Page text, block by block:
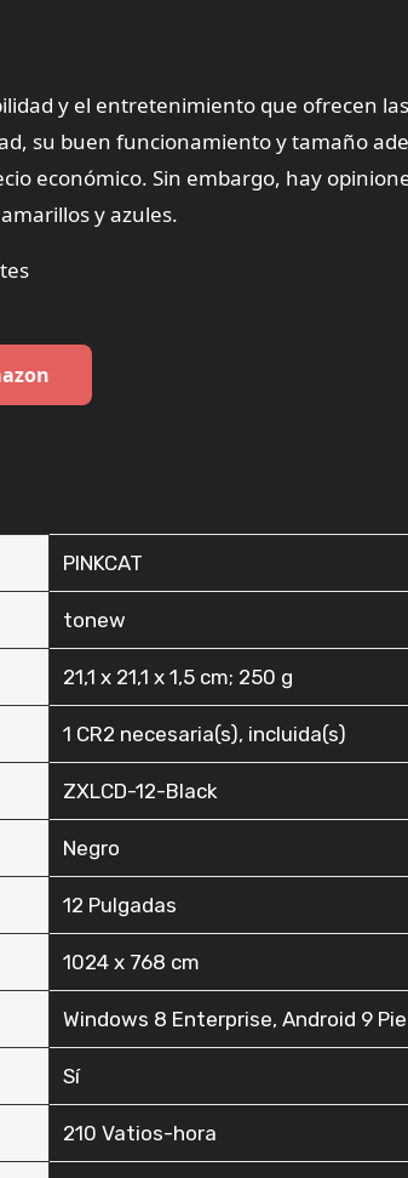
y el entretenimiento que ofrecen las
su buen funcionamiento y tamaño
económico. Sin embargo, hay
y azules.
‎PINKCAT
‎tonew
‎21,1 x 21,1 x 1,5 cm; 250 g
‎1 CR2 necesaria(s), incluida(s)
‎ZXLCD-12-Black
‎Negro
‎12 Pulgadas
‎1024 x 768 cm
‎Windows 8 Enterprise, Android 9 Pie
‎Sí
‎210 Vatios-hora